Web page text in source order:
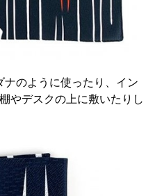
ナのように使ったり、イン
やデスクの上に敷いたりし